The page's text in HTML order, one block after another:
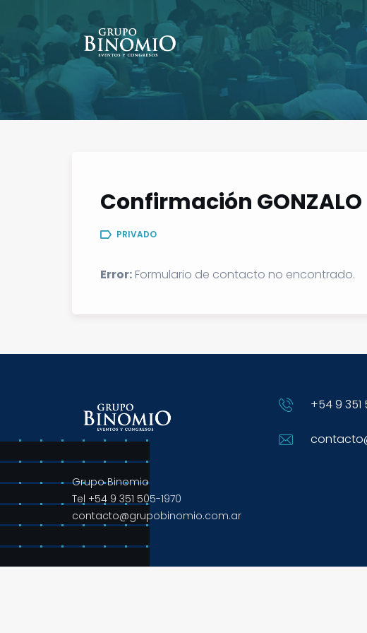
Confirmación GONZALO
PRIVADO
Error: Formulario de contacto no encontrado.
Grupo Binomio
Tel +54 9 351 505-1970
contacto@grupobinomio.com.ar
+54 9 351